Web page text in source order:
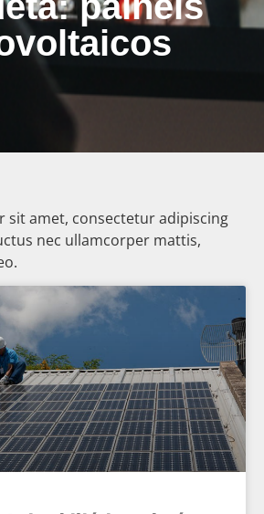
sit amet, consectetur adipiscing
nec ullamcorper mattis,